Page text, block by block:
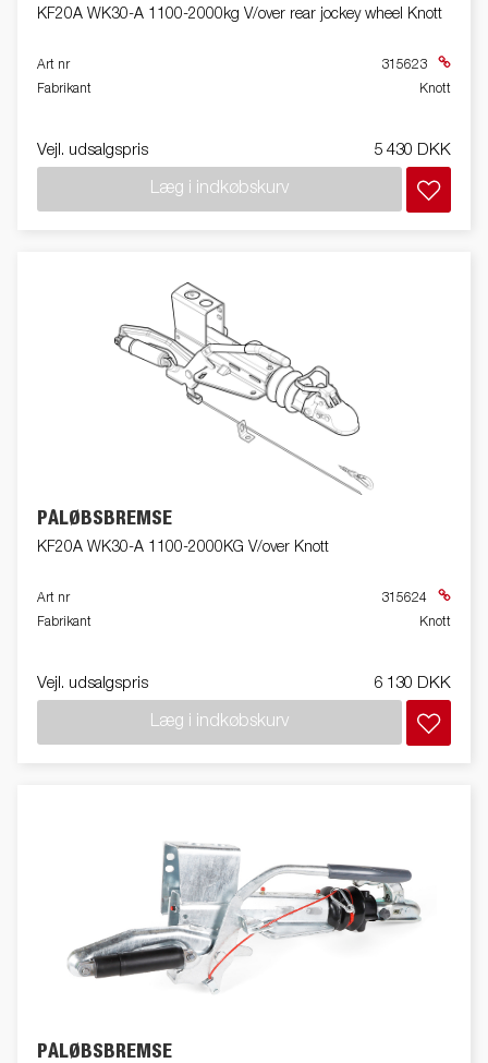
KF20A WK30-A 1100-2000kg V/over rear jockey wheel Knott
Art nr
315623
Fabrikant
Knott
Vejl. udsalgspris 5 430 DKK
Læg i indkøbskurv
PÅLØBSBREMSE
KF20A WK30-A 1100-2000KG V/over Knott
Art nr
315624
Fabrikant
Knott
Vejl. udsalgspris 6 130 DKK
Læg i indkøbskurv
PÅLØBSBREMSE